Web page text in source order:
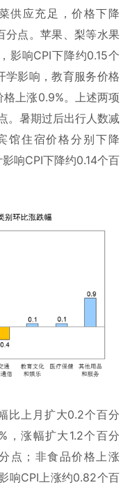
供应充足，价格下降
分点。苹果、梨等水果
影响CPI下降约0.15个
学影响，教育服务价格
格上涨0.9%。上述两项
。暑期过后出行人数减
馆住宿价格分别下降
响CPI下降约0.14个百
比上月扩大0.2个百分
，涨幅扩大1.2个百分
点；非食品价格上涨
响CPI上涨约0.82个百